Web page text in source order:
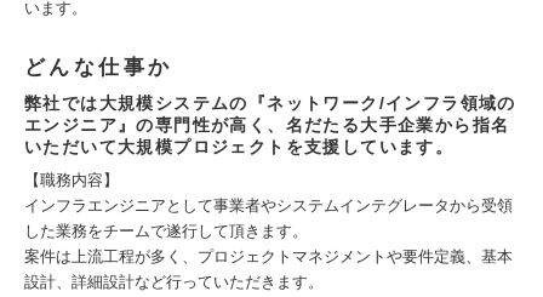
います。
どんな仕事か
弊社では大規模システムの『ネットワーク/インフラ領域の
エンジニア』の専門性が高く、名だたる大手企業から指名
いただいて大規模プロジェクトを支援しています。
【職務内容】
インフラエンジニアとして事業者やシステムインテグレータから受領
した業務をチームで遂行して頂きます。
案件は上流工程が多く、プロジェクトマネジメントや要件定義、基本
設計、詳細設計など行っていただきます。